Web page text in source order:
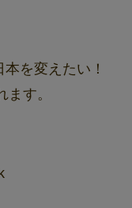
を変えたい！
ます。